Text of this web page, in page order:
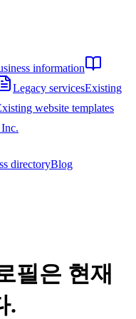
information
Legacy servicesExisting
website templates
directoryBlog
필은 현재
.